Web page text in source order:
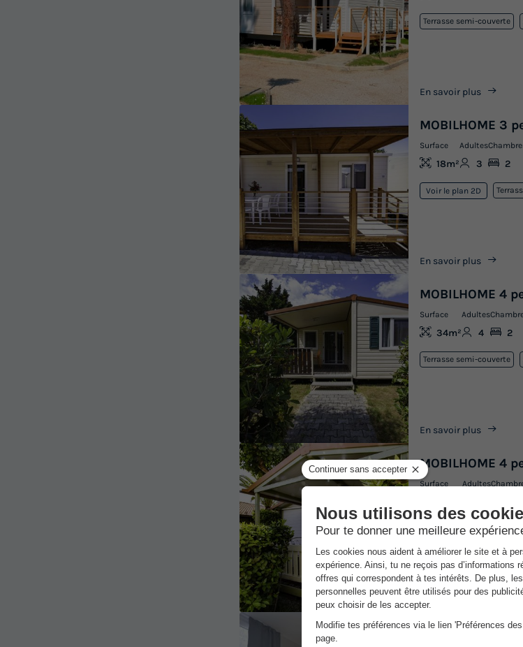
Terrasse semi-couverte
En savoir plus
MOBILHOME 3
Surface
18m²
Adultes
3 2
Voir le plan 2D
En savoir plus
MOBILHOME 4
Surface
34m²
Adultes
4 2
Terrasse semi-couverte
En savoir plus
MOBILHOME 4
Surface Adultes
Terrasse semi-couverte
En savoir plus
MOBILHOME 4